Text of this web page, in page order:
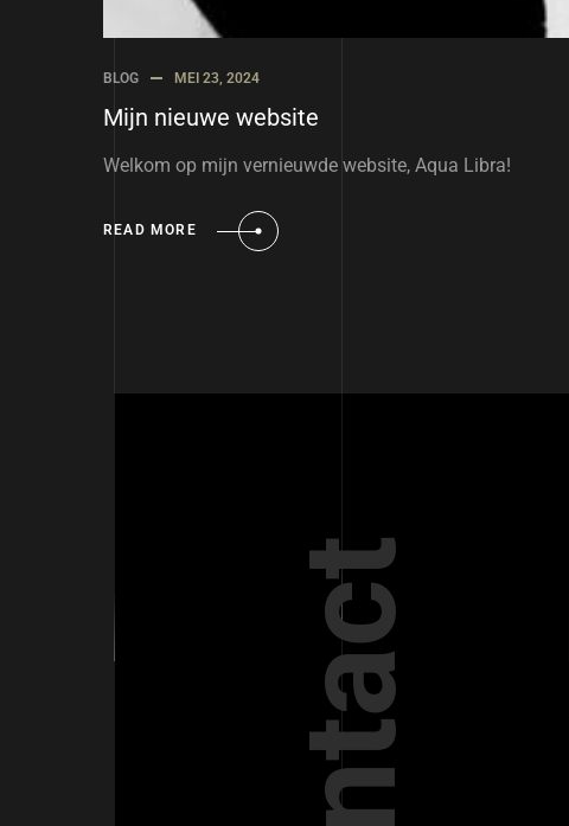
BLOG MEI 23, 2024
Mijn nieuwe website
Welkom op mijn vernieuwde website, Aqua Libra!
READ MORE